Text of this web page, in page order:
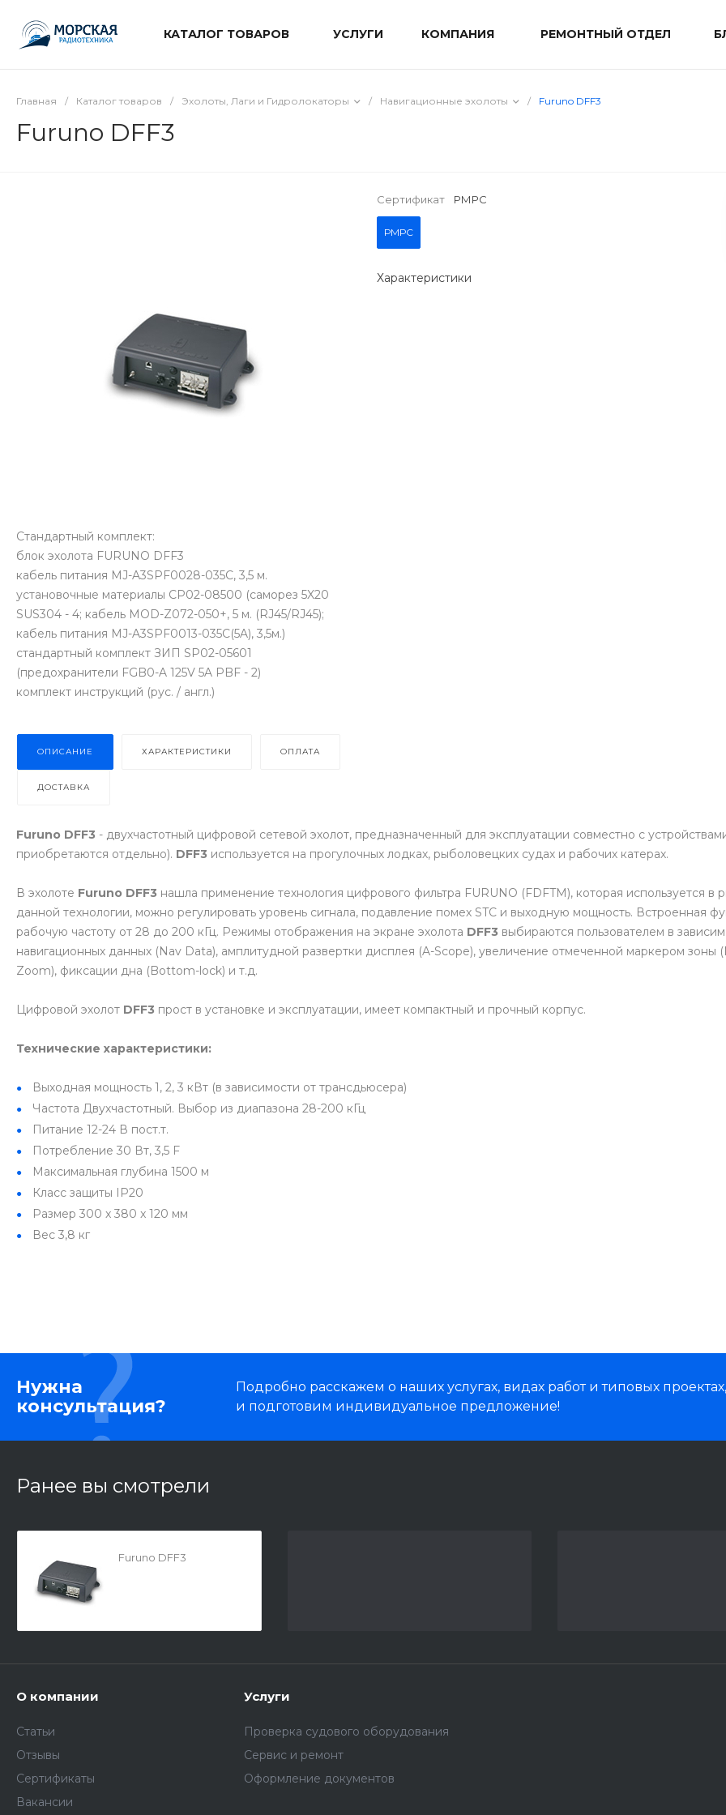
КАТАЛОГ ТОВАРОВ УСЛУГИ КОМПАНИЯ РЕМОНТНЫЙ ОТДЕЛ
Главная / Каталог товаров / Эхолоты, Лаги и Гидролокаторы / Навигационные эхолоты / Furuno DFF3
Furuno DFF3
Стандартный комплект:
блок эхолота FURUNO DFF3
кабель питания MJ-A3SPF0028-035C, 3,5 м.
установочные материалы CP02-08500 (саморез 5X20
SUS304 - 4; кабель MOD-Z072-050+, 5 м. (RJ45/RJ45);
кабель питания MJ-A3SPF0013-035C(5A), 3,5м.)
стандартный комплект ЗИП SP02-05601
(предохранители FGB0-A 125V 5A PBF - 2)
комплект инструкций (рус. / англ.)
Сертификат РМРС
РМРС
Характеристики
ОПИСАНИЕ ХАРАКТЕРИСТИКИ ОПЛАТА
ДОСТАВКА
Furuno DFF3 - двухчастотный цифровой сетевой эхолот, предназначенный для эксплуатации совместно с
приобретаются отдельно). DFF3 используется на прогулочных лодках, рыболовецких судах и рабочих катерах.
В эхолоте Furuno DFF3 нашла применение технология цифрового фильтра FURUNO (FDFTM), которая используется
данной технологии, можно регулировать уровень сигнала, подавление помех STC и выходную мощность. Встроенная
рабочую частоту от 28 до 200 кГц. Режимы отображения на экране эхолота DFF3 выбираются пользователем в
навигационных данных (Nav Data), амплитудной развертки дисплея (A-Scope), увеличение отмеченной маркером
Zoom), фиксации дна (Bottom-lock) и т.д.
Цифровой эхолот DFF3 прост в установке и эксплуатации, имеет компактный и прочный корпус.
Технические характеристики:
Выходная мощность 1, 2, 3 кВт (в зависимости от трансдьюсера)
Частота Двухчастотный. Выбор из диапазона 28-200 кГц
Питание 12-24 В пост.т.
Потребление 30 Вт, 3,5 F
Максимальная глубина 1500 м
Класс защиты IP20
Размер 300 x 380 x 120 мм
Вес 3,8 кг
Нужна
консультация?
Подробно расскажем о наших услугах, видах работ и типовых
и подготовим индивидуальное предложение!
Ранее вы смотрели
Furuno DFF3
О компании
Статьи
Отзывы
Сертификаты
Вакансии
Услуги
Проверка судового оборудования
Сервис и ремонт
Оформление документов